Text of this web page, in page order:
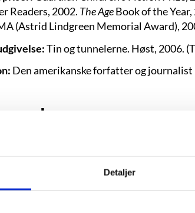
Detaljer
Readers, 2002. The AgeBook of the
(Astrid Lindgreen Memorial Award),
Tin og tunnelerne. Høst, 2006.
Den amerikanske forfatter og
”Mor skal gå med den
halvdelen af sin aftensmad, så
bare ud og brug dine penge,